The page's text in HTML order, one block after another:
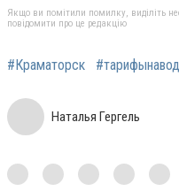
Якщо ви помітили помилку, виділіть
повідомити про це редакцію
#Краматорск
Наталья Гергель